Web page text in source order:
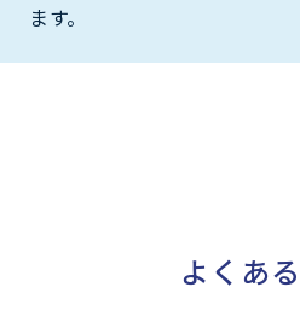
ます。
よくあ